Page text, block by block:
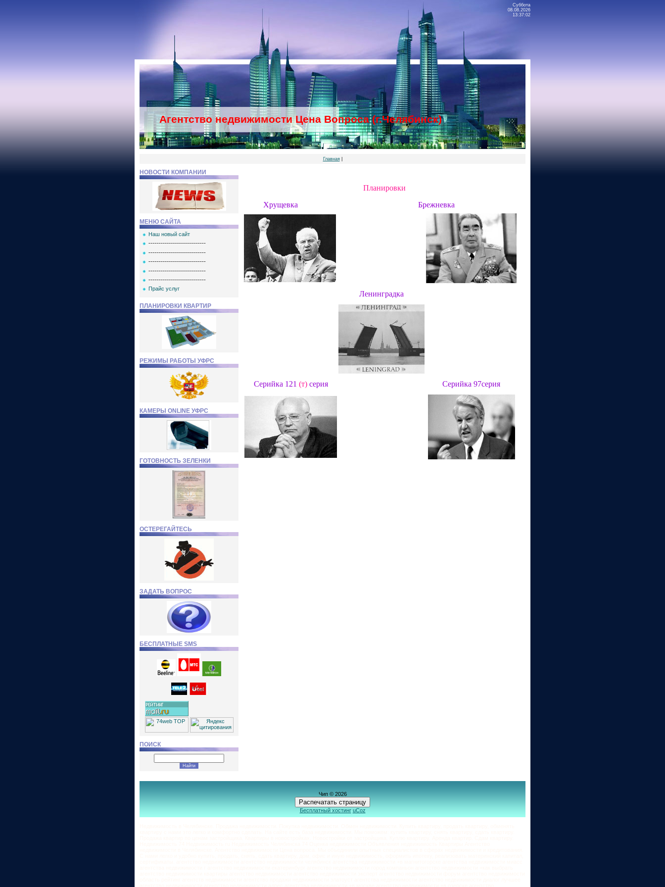
Суббота
08.08.2026
13:37:02
Агентство недвижимости Цена Вопроса (г.Челябинск)
Главная
НОВОСТИ КОМПАНИИ
МЕНЮ САЙТА
Наш новый сайт
-----------------------------
-----------------------------
-----------------------------
-----------------------------
-----------------------------
Прайс услуг
ПЛАНИРОВКИ КВАРТИР
РЕЖИМЫ РАБОТЫ УФРС
КАМЕРЫ ONLINE УФРС
ГОТОВНОСТЬ ЗЕЛЕНКИ
ОСТЕРЕГАЙТЕСЬ
ЗАДАТЬ ВОПРОС
БЕСПЛАТНЫЕ SMS
ПОИСК
Планировки
Хрущевка Брежневка
Ленинградка
Серийка 121 (т)серия Серийка 97серия
Чип © 2026
Распечатать страницу
Бесплатный хостинг uCoz